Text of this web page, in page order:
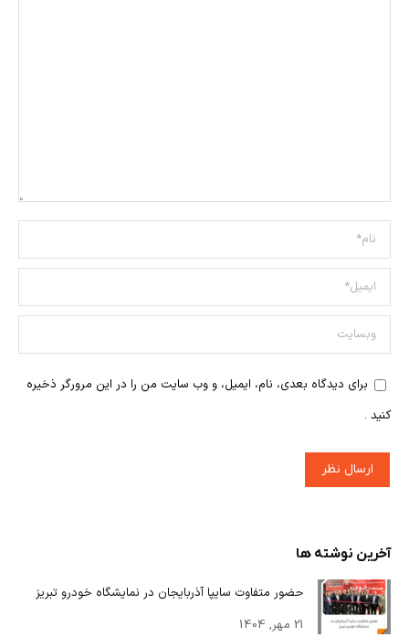
نام *
ایمیل *
وبسایت
برای دیدگاه بعدی، نام، ایمیل، و وب سایت من را در این مرورگر ذخیره
کنید .
ارسال نظر
آخرین نوشته ها
حضور متفاوت سایپا آذربایجان در نمایشگاه خودرو تبریز
21 مهر, 1404